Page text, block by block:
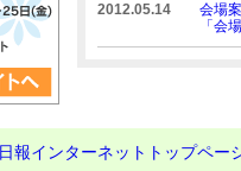
2012.05.14
会場
「会
日報インターネットトップペー